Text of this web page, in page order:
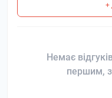
+
Немає
першим,